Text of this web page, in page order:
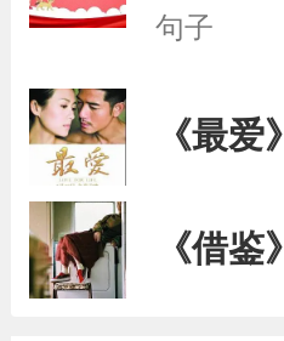
句子
《最爱》
《借鉴》